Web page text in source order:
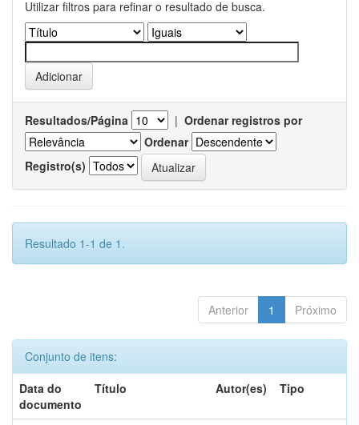
Utilizar filtros para refinar o resultado de busca.
Resultados/Página | Ordenar registros por
Ordenar
Registro(s)
Resultado 1-1 de 1.
Anterior 1 Próximo
Conjunto de itens:
Data do
documento
Título Autor(es) Tipo